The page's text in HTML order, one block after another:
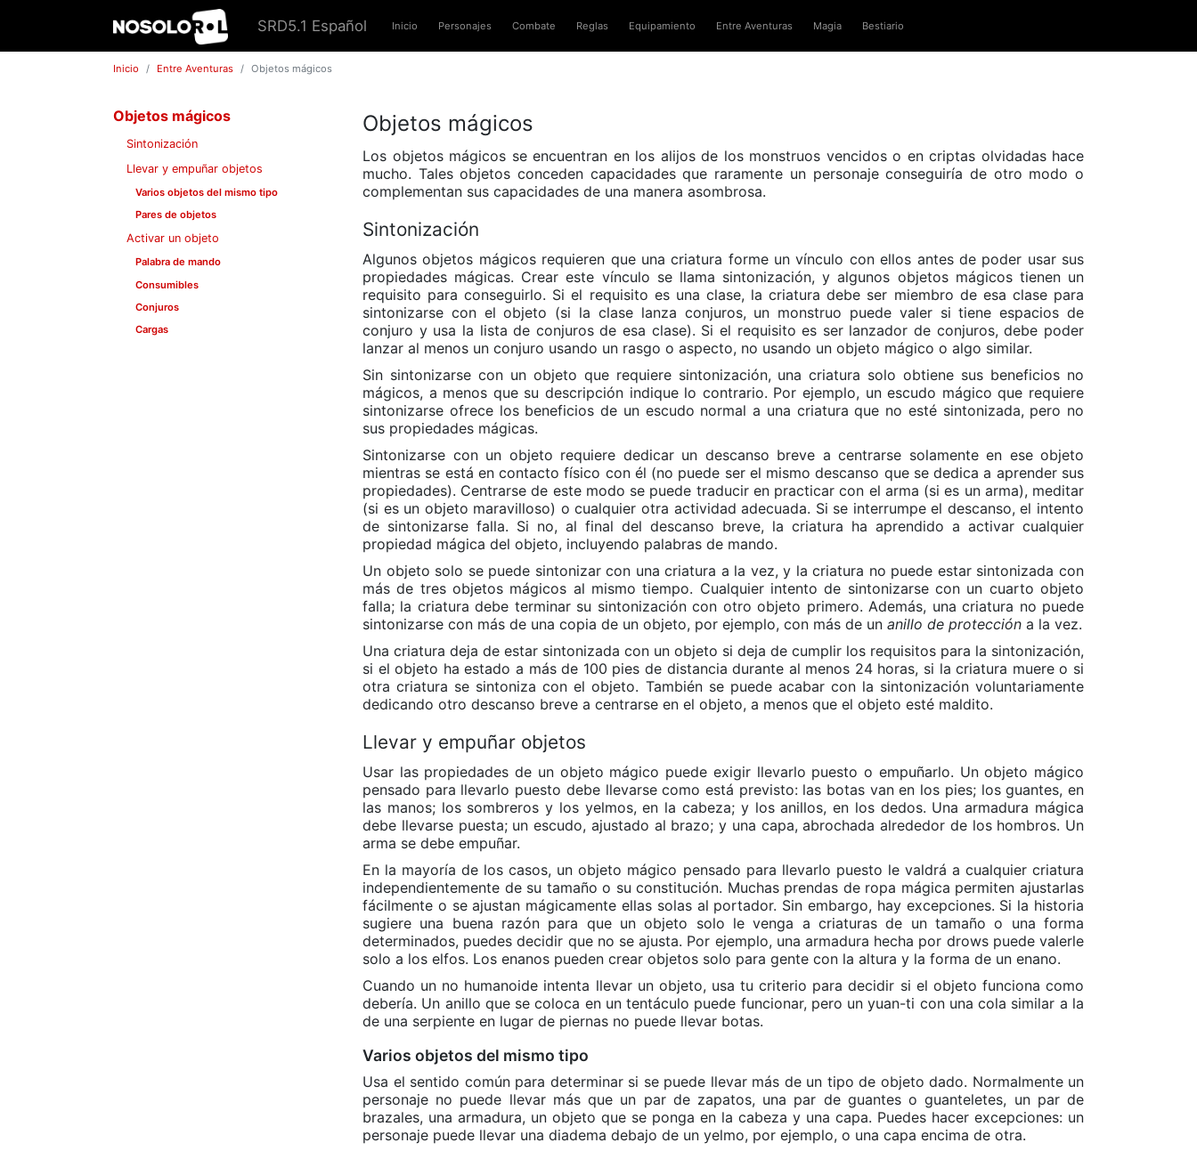
SRD5.1 Español Inicio Personajes Combate Reglas Equipamiento Entre Aventuras Magia Bestiario
Inicio Entre Aventuras Objetos mágicos
Objetos mágicos
Sintonización
Llevar y empuñar objetos
Varios objetos del mismo tipo
Pares de objetos
Activar un objeto
Palabra de mando
Consumibles
Conjuros
Cargas
Objetos mágicos
Los objetos mágicos se encuentran en los alijos de los monstruos vencidos o en criptas olvidadas hace
mucho. Tales objetos conceden capacidades que raramente un personaje conseguiría de otro modo o
complementan sus capacidades de una manera asombrosa.
Sintonización
Algunos objetos mágicos requieren que una criatura forme un vínculo con ellos antes de poder usar sus
propiedades mágicas. Crear este vínculo se llama sintonización, y algunos objetos mágicos tienen un
requisito para conseguirlo. Si el requisito es una clase, la criatura debe ser miembro de esa clase para
sintonizarse con el objeto (si la clase lanza conjuros, un monstruo puede valer si tiene espacios de
conjuro y usa la lista de conjuros de esa clase). Si el requisito es ser lanzador de conjuros, debe poder
lanzar al menos un conjuro usando un rasgo o aspecto, no usando un objeto mágico o algo similar.
Sin sintonizarse con un objeto que requiere sintonización, una criatura solo obtiene sus beneficios no
mágicos, a menos que su descripción indique lo contrario. Por ejemplo, un escudo mágico que requiere
sintonizarse ofrece los beneficios de un escudo normal a una criatura que no esté sintonizada, pero no
sus propiedades mágicas.
Sintonizarse con un objeto requiere dedicar un descanso breve a centrarse solamente en ese objeto
mientras se está en contacto físico con él (no puede ser el mismo descanso que se dedica a aprender sus
propiedades). Centrarse de este modo se puede traducir en practicar con el arma (si es un arma), meditar
(si es un objeto maravilloso) o cualquier otra actividad adecuada. Si se interrumpe el descanso, el intento
de sintonizarse falla. Si no, al final del descanso breve, la criatura ha aprendido a activar cualquier
propiedad mágica del objeto, incluyendo palabras de mando.
Un objeto solo se puede sintonizar con una criatura a la vez, y la criatura no puede estar sintonizada con
más de tres objetos mágicos al mismo tiempo. Cualquier intento de sintonizarse con un cuarto objeto
falla; la criatura debe terminar su sintonización con otro objeto primero. Además, una criatura no puede
sintonizarse con más de una copia de un objeto, por ejemplo, con más de un anillo de protección a la vez.
Una criatura deja de estar sintonizada con un objeto si deja de cumplir los requisitos para la sintonización,
si el objeto ha estado a más de 100 pies de distancia durante al menos 24 horas, si la criatura muere o si
otra criatura se sintoniza con el objeto. También se puede acabar con la sintonización voluntariamente
dedicando otro descanso breve a centrarse en el objeto, a menos que el objeto esté maldito.
Llevar y empuñar objetos
Usar las propiedades de un objeto mágico puede exigir llevarlo puesto o empuñarlo. Un objeto mágico
pensado para llevarlo puesto debe llevarse como está previsto: las botas van en los pies; los guantes, en
las manos; los sombreros y los yelmos, en la cabeza; y los anillos, en los dedos. Una armadura mágica
debe llevarse puesta; un escudo, ajustado al brazo; y una capa, abrochada alrededor de los hombros. Un
arma se debe empuñar.
En la mayoría de los casos, un objeto mágico pensado para llevarlo puesto le valdrá a cualquier criatura
independientemente de su tamaño o su constitución. Muchas prendas de ropa mágica permiten ajustarlas
fácilmente o se ajustan mágicamente ellas solas al portador. Sin embargo, hay excepciones. Si la historia
sugiere una buena razón para que un objeto solo le venga a criaturas de un tamaño o una forma
determinados, puedes decidir que no se ajusta. Por ejemplo, una armadura hecha por drows puede valerle
solo a los elfos. Los enanos pueden crear objetos solo para gente con la altura y la forma de un enano.
Cuando un no humanoide intenta llevar un objeto, usa tu criterio para decidir si el objeto funciona como
debería. Un anillo que se coloca en un tentáculo puede funcionar, pero un yuan-ti con una cola similar a la
de una serpiente en lugar de piernas no puede llevar botas.
Varios objetos del mismo tipo
Usa el sentido común para determinar si se puede llevar más de un tipo de objeto dado. Normalmente un
personaje no puede llevar más que un par de zapatos, una par de guantes o guanteletes, un par de
brazales, una armadura, un objeto que se ponga en la cabeza y una capa. Puedes hacer excepciones: un
personaje puede llevar una diadema debajo de un yelmo, por ejemplo, o una capa encima de otra.